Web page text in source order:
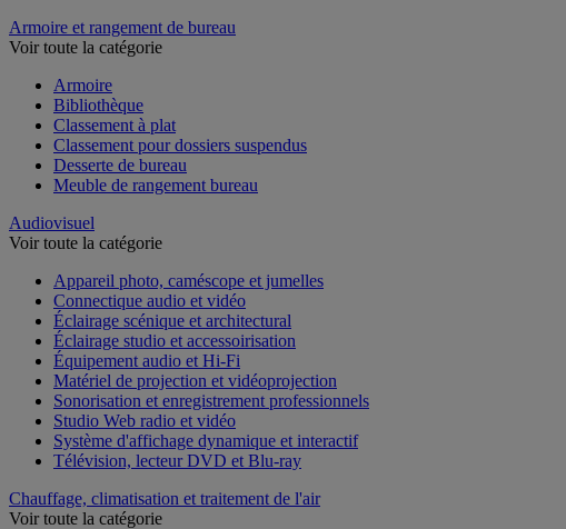
Armoire et rangement de bureau
Voir toute la catégorie
Armoire
Bibliothèque
Classement à plat
Classement pour dossiers suspendus
Desserte de bureau
Meuble de rangement bureau
Audiovisuel
Voir toute la catégorie
Appareil photo, caméscope et jumelles
Connectique audio et vidéo
Éclairage scénique et architectural
Éclairage studio et accessoirisation
Équipement audio et Hi-Fi
Matériel de projection et vidéoprojection
Sonorisation et enregistrement professionnels
Studio Web radio et vidéo
Système d'affichage dynamique et interactif
Télévision, lecteur DVD et Blu-ray
Chauffage, climatisation et traitement de l'air
Voir toute la catégorie